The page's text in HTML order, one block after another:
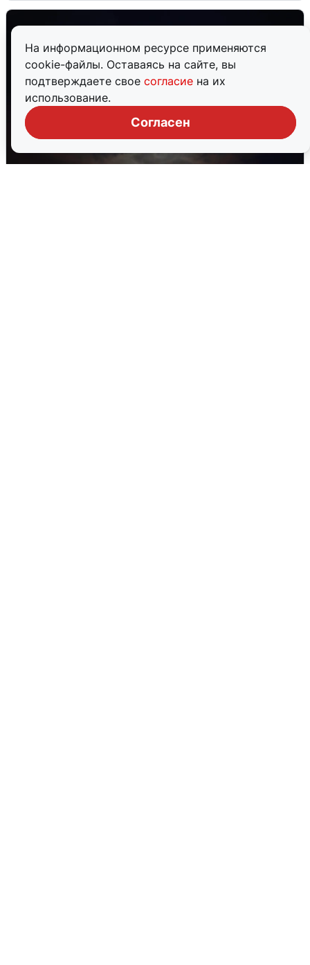
На информационном ресурсе применяются
cookie-файлы. Оставаясь на сайте, вы
подтверждаете свое согласие на их
использование.
Согласен